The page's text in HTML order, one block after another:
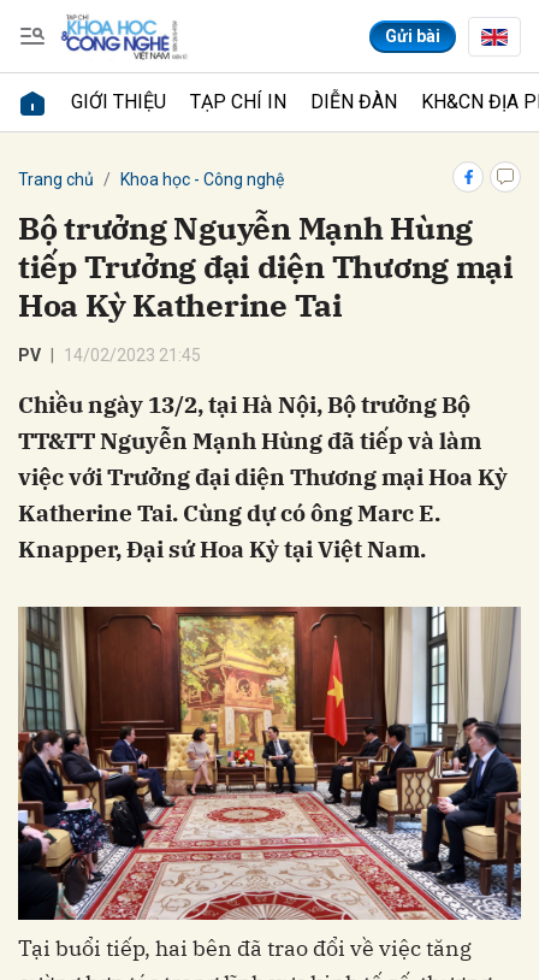
Gửi bài
GIỚI THIỆU TẠP CHÍ IN DIỄN ĐÀN KH&CN ĐỊA
Trang chủ Khoa học - Công nghệ
Bộ trưởng Nguyễn Mạnh Hùng
tiếp Trưởng đại diện Thương mại
Hoa Kỳ Katherine Tai
PV 14/02/2023 21:45
Chiều ngày 13/2, tại Hà Nội, Bộ trưởng Bộ
TT&TT Nguyễn Mạnh Hùng đã tiếp và làm
việc với Trưởng đại diện Thương mại Hoa Kỳ
Katherine Tai. Cùng dự có ông Marc E.
Knapper, Đại sứ Hoa Kỳ tại Việt Nam.
Tại buổi tiếp, hai bên đã trao đổi về việc tăng
Gửi bình luận
Hủy Gửi